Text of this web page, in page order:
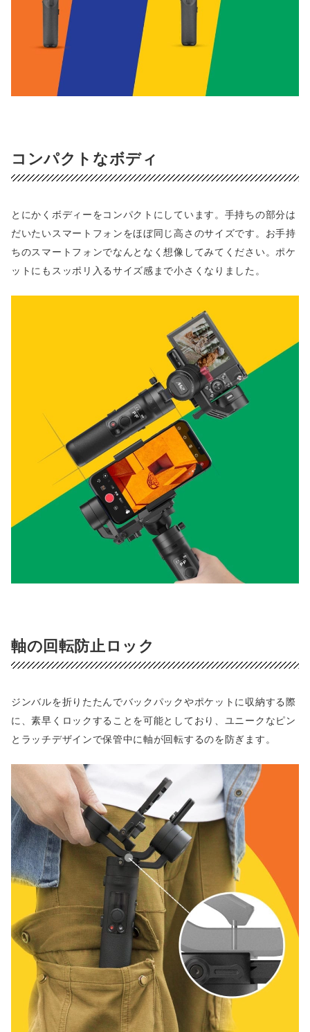
コンパクトなボディ
とにかくボディーをコンパクトにしています。手持ちの部分は
だいたいスマートフォンをほぼ同じ高さのサイズです。お手持
ちのスマートフォンでなんとなく想像してみてください。ポケ
ットにもスッポリ入るサイズ感まで小さくなりました。
軸の回転防止ロック
ジンバルを折りたたんでバックパックやポケットに収納する際
に、素早くロックすることを可能としており、ユニークなピン
とラッチデザインで保管中に軸が回転するのを防ぎます。